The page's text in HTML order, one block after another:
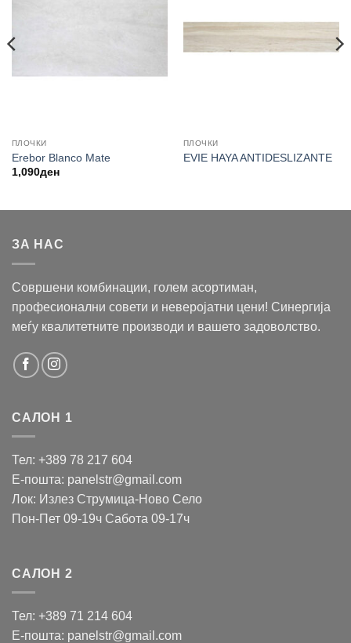
ПЛОЧКИ
Erebor Blanco Mate
1,090ден
ПЛОЧКИ
EVIE HAYA ANTIDESLIZANTE
ЗА НАС
Совршени комбинации, голем асортиман,
професионални совети и неверојатни цени! Синергија
меѓу квалитетните производи и вашето задоволство.
САЛОН 1
Тел: +389 78 217 604
Е-пошта: panelstr@gmail.com
Лок: Излез Струмица-Ново Село
Пон-Пет 09-19ч Сабота 09-17ч
САЛОН 2
Тел: +389 71 214 604
Е-пошта: panelstr@gmail.com